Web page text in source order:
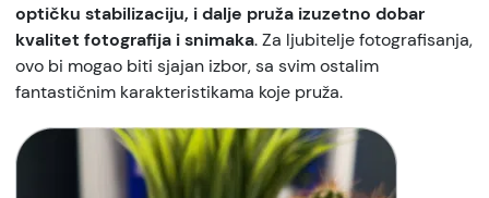
optičku stabilizaciju, i dalje pruža izuzetno dobar
kvalitet fotografija i snimaka. Za ljubitelje fotografisanja,
ovo bi mogao biti sjajan izbor, sa svim ostalim
fantastičnim karakteristikama koje pruža.